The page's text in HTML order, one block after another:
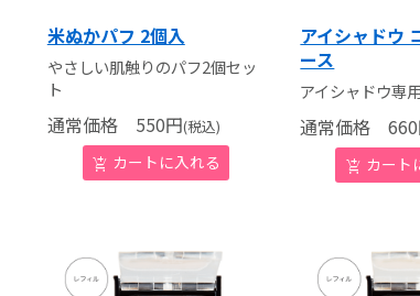
米ぬかパフ 2個入
やさしい肌触りのパフ2個セッ
ト
通常価格550円(税込)
アイシャドウ
ース
アイシャドウ専
通常価格 660